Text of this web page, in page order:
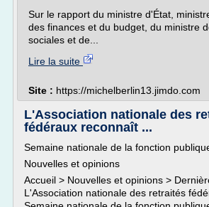
Sur le rapport du ministre d'État,
des finances et du budget, du ministre
sociales et de...
Lire la suite
Site : https://michelberlin13.jimdo.com
L'Association nationale des
fédéraux reconnaît ...
Semaine nationale de la fonction
Nouvelles et opinions
Accueil > Nouvelles et opinions >
L'Association nationale des retraités